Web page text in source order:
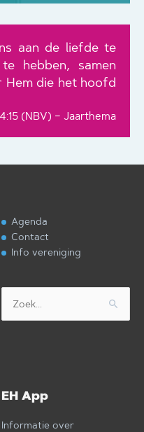
aan de liefde te
hebben, samen
Hem die het hoofd
(NBV) – Jaarthema
Agenda
Contact
Info vereniging
naar:
EH App
Informatie over